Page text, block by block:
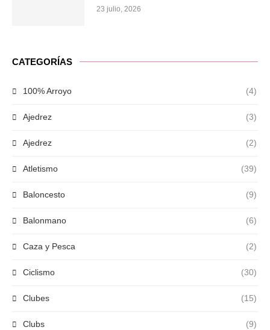
23 julio, 2026
CATEGORÍAS
100% Arroyo (4)
Ajedrez (3)
Ajedrez (2)
Atletismo (39)
Baloncesto (9)
Balonmano (6)
Caza y Pesca (2)
Ciclismo (30)
Clubes (15)
Clubs (9)